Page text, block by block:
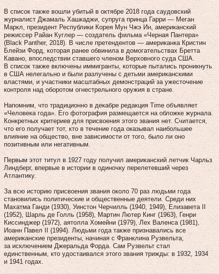
В список также вошли убитый в октябре 2018 года саудовский
журналист Джамаль Хашкаджи, супруга принца Гарри — Меган
Маркл, президент Республики Корея Мун Чжэ Ин, американский
режиссер Райан Куглер — создатель фильма «Черная Пантера»
(Black Panther, 2018). В числе претендентов — американка Кристин
Блейзи Форд, которая ранее обвинила в домогательствах Бретта
Кавано, впоследствии ставшего членом Верховного суда США.
В список также включены иммигранты, которые пытались проникнуть
в США нелегально и были разлучены с детьми американскими
властями, и участники масштабных демонстраций за ужесточение
контроля над оборотом огнестрельного оружия в стране.
Напомним, что традиционно в декабре редакция Time объявляет
«Человека года». Его фотография размещается на обложке журнала.
Конкретных критериев для присвоения этого звания нет. Считается,
что его получает тот, кто в течение года оказывал наибольшее
влияние на общество, вне зависимости от того, было ли оно
позитивным или негативным.
Первым этот титул в 1927 году получил американский летчик Чарльз
Линдберг, впервые в истории в одиночку перелетевший через
Атлантику.
За всю историю присвоения звания около 70 раз людьми года
становились политические и общественные деятели. Среди них
Махатма Ганди (1930), Уинстон Черчилль (1940, 1949), Елизавета II
(1952), Шарль де Голль (1958), Мартин Лютер Кинг (1963), Генри
Киссинджер (1972), аятолла Хомейни (1979), Лех Валенса (1981),
Иоанн Павел II (1994). Людьми года также признавались все
американские президенты, начиная с Франклина Рузвельта,
за исключением Джеральда Форда. Сам Рузвельт стал
единственным, кто удостаивался этого звания трижды: в 1932, 1934
и 1941 годах.